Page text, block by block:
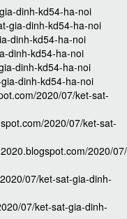
dinh-kd54-ha-noi
gia-dinh-kd54-ha-noi
dinh-kd54-ha-noi
dinh-kd54-ha-noi
dinh-kd54-ha-noi
dinh-kd54-ha-noi
2020/07/ket-sat-
2020/07/ket-sat-
2020/
07/ket-sat-gia-dinh-
07/ket-sat-gia-dinh-